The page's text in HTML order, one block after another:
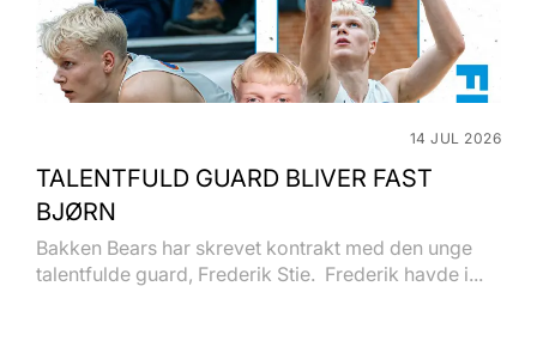
14 JUL 2026
TALENTFULD GUARD BLIVER FAST
BJØRN
Bakken Bears har skrevet kontrakt med den unge
talentfulde guard, Frederik Stie. Frederik havde i...